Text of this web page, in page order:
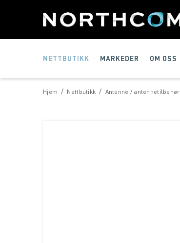
NETTBUTIKK MARKEDER OM OSS
/
Hjem /
Nettbutikk Antenne / antennetilbehør